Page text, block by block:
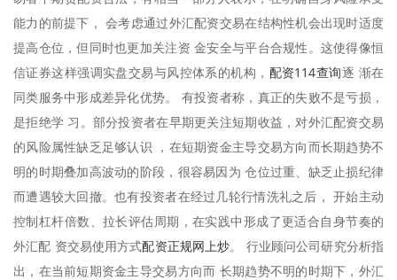
能力的前提下， 会考虑通过外汇配资交易在结构性机会出现时适度
提高仓位，但同时也更加关注资 金安全与平台合规性。这使得像恒
信证券这样强调实盘交易与风控体系的机构， 配资114查询逐 渐在
同类服务中形成差异化优势。 有投资者称，真正的失败不是亏损，
是拒绝学 习。部分投资者在早期更关注短期收益，对外汇配资交易
的风险属性缺乏足够认识 ，在短期资金主导交易方向而长期趋势不
明的时期叠加高波动的阶段，很容易因为 仓位过重、缺乏止损纪律
而遭遇较大回撤。也有投资者在经过几轮行情洗礼之后， 开始主动
控制杠杆倍数、拉长评估周期，在实践中形成了更适合自身节奏的
外汇配 资交易使用方式配资正规网上炒。 行业顾问公司研究分析指
出，在当前短期资金主导交易方向而 长期趋势不明的时期下，外汇